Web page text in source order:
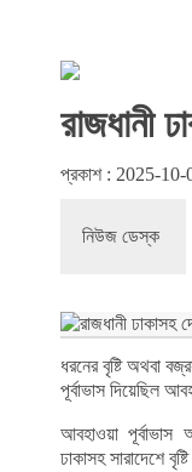
রাজধানী
প্রকাশ : 2025-
নিউজ ডেস্ক
ধরনের বৃষ্টি অথবা
পূর্বাভাস দিয়েছিল
আবহাওয়া পূর্বাভাস
ঢাকাসহ সারাদেশে